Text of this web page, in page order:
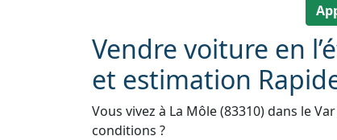
Vendre voiture en
et estimation
Vous vivez à La Môle (83310) dans le
conditions ?